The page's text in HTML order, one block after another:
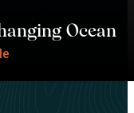
Ocean